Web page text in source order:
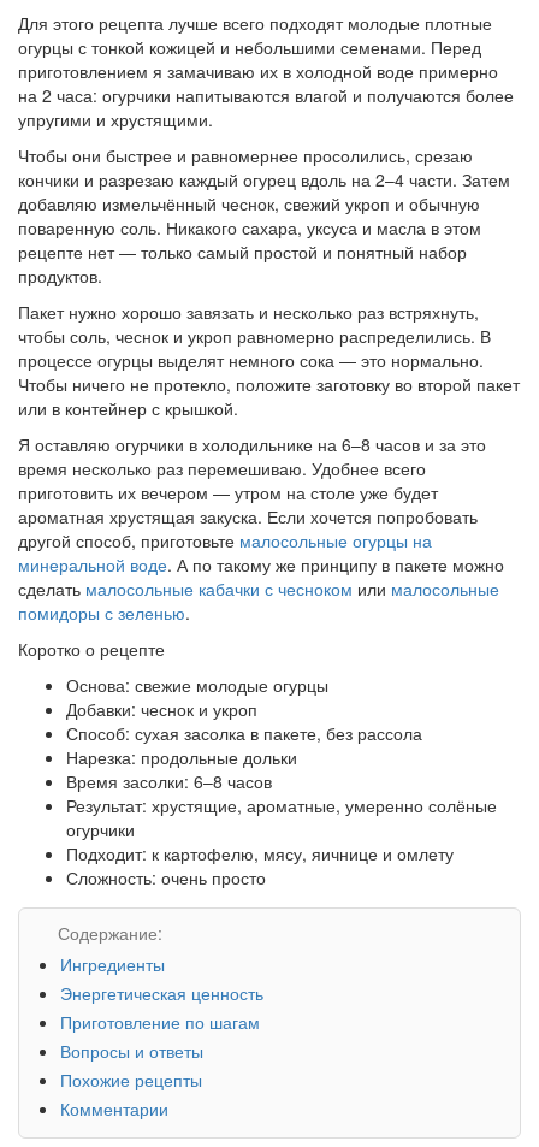
Для этого рецепта лучше всего подходят молодые плотные
огурцы с тонкой кожицей и небольшими семенами. Перед
приготовлением я замачиваю их в холодной воде примерно
на 2 часа: огурчики напитываются влагой и получаются более
упругими и хрустящими.
Чтобы они быстрее и равномернее просолились, срезаю
кончики и разрезаю каждый огурец вдоль на 2–4 части. Затем
добавляю измельчённый чеснок, свежий укроп и обычную
поваренную соль. Никакого сахара, уксуса и масла в этом
рецепте нет — только самый простой и понятный набор
продуктов.
Пакет нужно хорошо завязать и несколько раз встряхнуть,
чтобы соль, чеснок и укроп равномерно распределились. В
процессе огурцы выделят немного сока — это нормально.
Чтобы ничего не протекло, положите заготовку во второй пакет
или в контейнер с крышкой.
Я оставляю огурчики в холодильнике на 6–8 часов и за это
время несколько раз перемешиваю. Удобнее всего
приготовить их вечером — утром на столе уже будет
ароматная хрустящая закуска. Если хочется попробовать
другой способ, приготовьте малосольные огурцы на
минеральной воде. А по такому же принципу в пакете можно
сделать малосольные кабачки с чесноком или малосольные
помидоры с зеленью.
Коротко о рецепте
Основа: свежие молодые огурцы
Добавки: чеснок и укроп
Способ: сухая засолка в пакете, без рассола
Нарезка: продольные дольки
Время засолки: 6–8 часов
Результат: хрустящие, ароматные, умеренно солёные
огурчики
Подходит: к картофелю, мясу, яичнице и омлету
Сложность: очень просто
Содержание:
Ингредиенты
Энергетическая ценность
Приготовление по шагам
Вопросы и ответы
Похожие рецепты
Комментарии